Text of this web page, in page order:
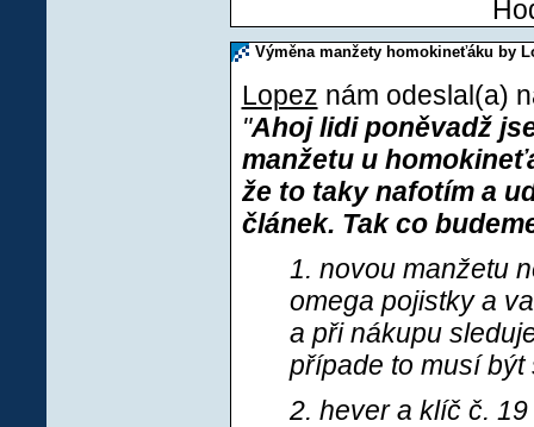
Výměna manžety homokineťáku by
Lopez nám odeslal(a)
"Ahoj lidi poněvadž
manžetu u
že to taky nafotím a
článek. Tak co
1. novou manžetu
omega pojistky a
a při nákupu
případe to musí
2. hever a klíč č.